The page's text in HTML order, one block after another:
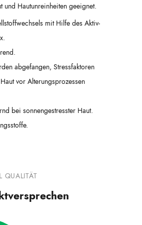
und Hautunreinheiten geeignet.
mit Hilfe des Aktiv-
abgefangen, Stressfaktoren
vor Alterungsprozessen
bei sonnengestresster Haut.
QUALITÄT